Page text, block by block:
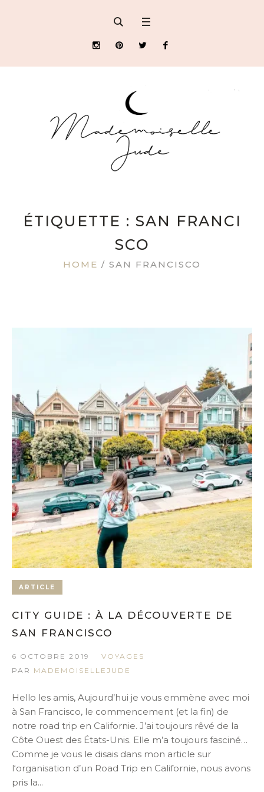
ÉTIQUETTE : SAN FRANCI
SCO
HOME / SAN FRANCISCO
ARTICLE
CITY GUIDE : À LA DÉCOUVERTE DE
SAN FRANCISCO
6 OCTOBRE 2019
VOYAGES
PAR MADEMOISELLEJUDE
Hello les amis, Aujourd’hui je vous emmène avec moi
à San Francisco, le commencement (et la fin) de
notre road trip en Californie. J’ai toujours rêvé de la
Côte Ouest des États-Unis. Elle m’a toujours fasciné…
Comme je vous le disais dans mon article sur
l‘organisation d’un Road Trip en Californie, nous avons
pris la...